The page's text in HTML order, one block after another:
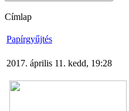
Címlap
Papírgyűjtés
2017. április 11. kedd, 19:28